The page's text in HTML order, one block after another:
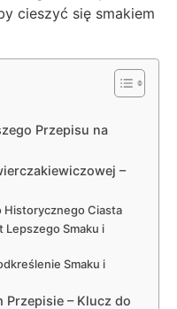
cieszyć się smakiem
Przepisu na
–
Historycznego Ciasta
Lepszego Smaku i
Smaku i
Przepisie – Klucz do